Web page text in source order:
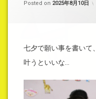
Posted on 2025年8月10日
七夕で願い事を書いて
叶うといいな…